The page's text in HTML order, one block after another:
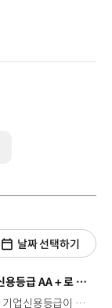
날짜 선택하기
현대글로비스, 한국신용평가 신용등급 AA＋로 상향
현대글로비스의 한국신용평가 기업신용등급이 기존 ‘AA’에서 ‘AA+’로 한 단계 상향됐습니다. 현대글로비스는 지난 2020년, AA 신용등급 평가를 받은 이후 외형 확대와 우수한 재무건전성을 높게 평가받아 이번 평가에서 AA+ 등급을 획득했는데요. 신용등급 AA+는 재정 건전성 등이 최고 수준이며 사업과 재무 안정성이 우수하다는 것을 의미합니다. 한편 현대글로비스는 올해 5월에 한국기업평가, 나이스신용평가로부터 신용등급 AA를 받는 등 국내 3대 신용평가사로부터 최고 수준의 신용등급을 획득하며 탄탄한 내실경영을 인정받고 있습니다.